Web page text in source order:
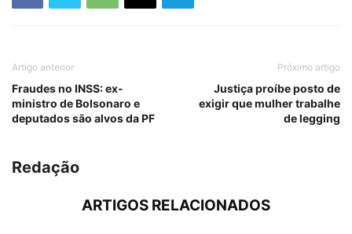
Artigo anterior
Fraudes no INSS: ex-
ministro de Bolsonaro e
deputados são alvos da PF
Próximo artigo
Justiça proíbe posto de
exigir que mulher trabalhe
de legging
Redação
ARTIGOS RELACIONADOS